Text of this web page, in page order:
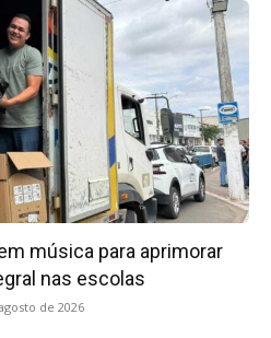
música para aprimorar
nas escolas
de 2026